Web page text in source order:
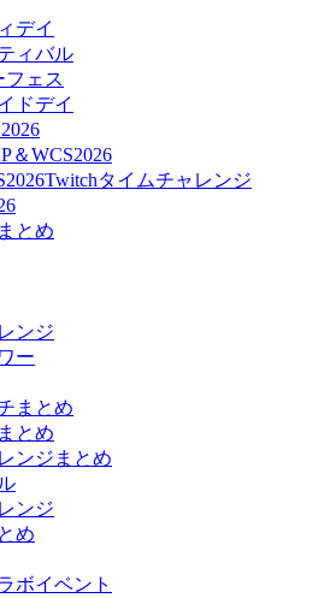
デイ
ィバル
フェス
ドデイ
＆WCS2026
タイムチャレンジ
とめ
ンジ
ー
まとめ
とめ
ンジまとめ
ンジ
め
ボイベント